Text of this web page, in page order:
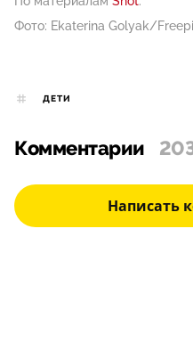
Фото: Ekaterina Golyak/
ДЕТИ
Комментарии
Написать